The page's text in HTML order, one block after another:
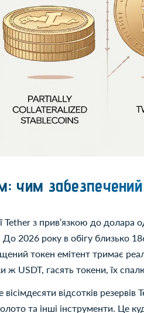
чим забезпечений
Tether з привʼязкою до
2026 року в обігу близько
токен емітент тримає
ж USDT, гасять токени, їх
відсотків
та інші інструменти. Це